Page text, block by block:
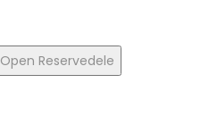
Open Reservedele